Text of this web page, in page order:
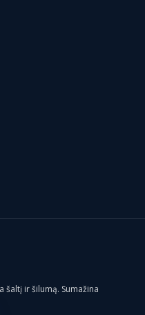
šaltį ir šilumą. Sumažina